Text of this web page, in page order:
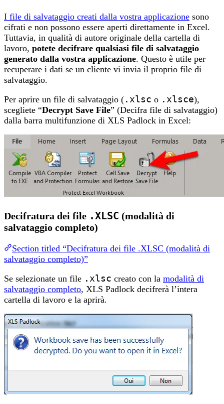
I file di salvataggio creati dalla vostra applicazione sono
cifrati e non possono essere aperti direttamente in Excel.
Tuttavia, in qualità di autore originale della cartella di
lavoro, potete decifrare qualsiasi file di salvataggio
generato dalla vostra applicazione. Questo è utile per
recuperare i dati se un cliente vi invia il proprio file di
salvataggio.
Per aprire un file di salvataggio ( .xlsc o .xlsce),
scegliete “Decrypt Save File” (Decifra file di salvataggio)
dalla barra multifunzione di XLS Padlock in Excel:
Decifratura dei file .XLSC (modalità di
salvataggio completo)
Section titled “Decifratura dei file .XLSC (modalità di
salvataggio completo)”
Se selezionate un file .xlsc creato con la modalità di
salvataggio completo, XLS Padlock decifrerà l’intera
cartella di lavoro e la aprirà.